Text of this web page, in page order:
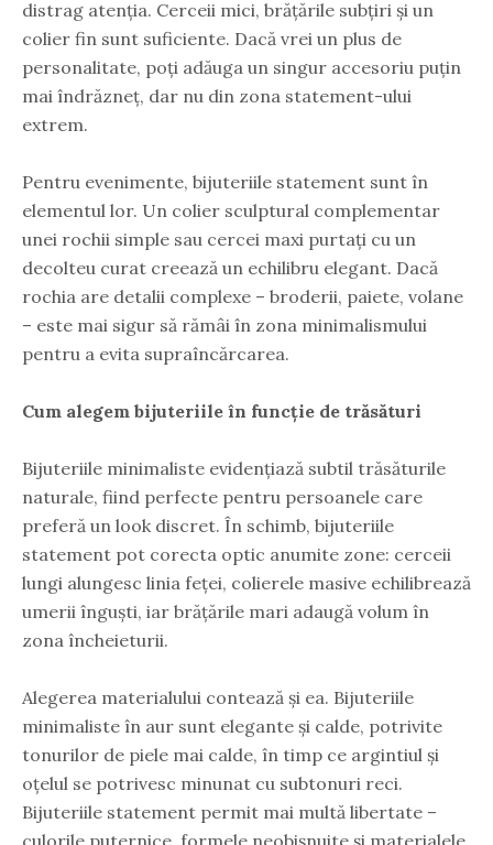
distrag atenția. Cerceii mici, brățările subțiri și un
colier fin sunt suficiente. Dacă vrei un plus de
personalitate, poți adăuga un singur accesoriu puțin
mai îndrăzneț, dar nu din zona statement-ului
extrem.
Pentru evenimente, bijuteriile statement sunt în
elementul lor. Un colier sculptural complementar
unei rochii simple sau cercei maxi purtați cu un
decolteu curat creează un echilibru elegant. Dacă
rochia are detalii complexe – broderii, paiete, volane
– este mai sigur să rămâi în zona minimalismului
pentru a evita supraîncărcarea.
Cum alegem bijuteriile în funcție de trăsături
Bijuteriile minimaliste evidențiază subtil trăsăturile
naturale, fiind perfecte pentru persoanele care
preferă un look discret. În schimb, bijuteriile
statement pot corecta optic anumite zone: cerceii
lungi alungesc linia feței, colierele masive echilibrează
umerii înguști, iar brățările mari adaugă volum în
zona încheieturii.
Alegerea materialului contează și ea. Bijuteriile
minimaliste în aur sunt elegante și calde, potrivite
tonurilor de piele mai calde, în timp ce argintiul și
oțelul se potrivesc minunat cu subtonuri reci.
Bijuteriile statement permit mai multă libertate –
culorile puternice, formele neobișnuite și materialele